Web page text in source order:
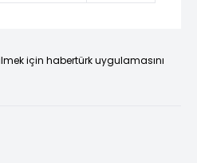
için habertürk uygulamasını